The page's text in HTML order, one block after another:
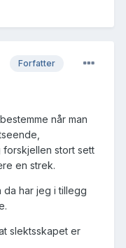
Forfatter
når man
stort sett
en strek.
har jeg i tillegg
slektsskapet er